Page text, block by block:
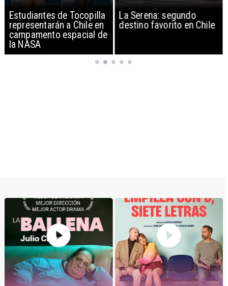
Estudiantes de Tocopilla
representarán a Chile en
campamento espacial de
la NASA
La Serena: segundo
destino favorito en Chile